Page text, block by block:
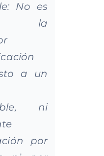
No es
la
a un
ni
por